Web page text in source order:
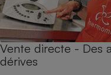
Vente directe - Des
dérives